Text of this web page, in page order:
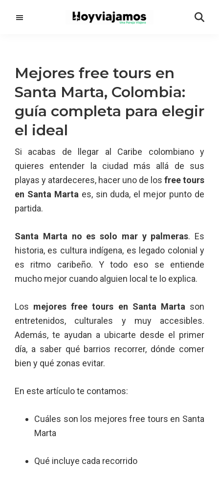
principal
Mejores free tours en
Santa Marta, Colombia:
guía completa para elegir
el ideal
Si acabas de llegar al Caribe colombiano y
quieres entender la ciudad más allá de sus
playas y atardeceres, hacer uno de los free tours
en Santa Marta es, sin duda, el mejor punto de
partida.
Santa Marta no es solo mar y palmeras. Es
historia, es cultura indígena, es legado colonial y
es ritmo caribeño. Y todo eso se entiende
mucho mejor cuando alguien local te lo explica.
Los mejores free tours en Santa Marta son
entretenidos, culturales y muy accesibles.
Además, te ayudan a ubicarte desde el primer
día, a saber qué barrios recorrer, dónde comer
bien y qué zonas evitar.
En este artículo te contamos:
Cuáles son los mejores free tours en Santa
Marta
Qué incluye cada recorrido